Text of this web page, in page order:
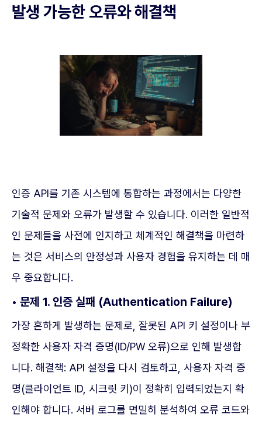
발생 가능한 오류와 해결책
인증 API를 기존 시스템에 통합하는 과정에서는 다양한
기술적 문제와 오류가 발생할 수 있습니다. 이러한 일반적
인 문제들을 사전에 인지하고 체계적인 해결책을 마련하
는 것은 서비스의 안정성과 사용자 경험을 유지하는 데 매
우 중요합니다.
• 문제 1. 인증 실패 (Authentication Failure)
가장 흔하게 발생하는 문제로, 잘못된 API 키 설정이나 부
정확한 사용자 자격 증명(ID/PW 오류)으로 인해 발생합
니다. 해결책: API 설정을 다시 검토하고, 사용자 자격 증
명(클라이언트 ID, 시크릿 키)이 정확히 입력되었는지 확
인해야 합니다. 서버 로그를 면밀히 분석하여 오류 코드와